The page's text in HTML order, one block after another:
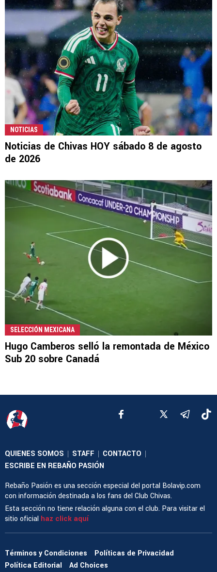
NOTICIAS
Noticias de Chivas HOY sábado 8 de agosto
de 2026
SELECCIÓN MEXICANA
Hugo Camberos selló la remontada de México
Sub 20 sobre Canadá
QUIENES SOMOS | STAFF | CONTACTO |
ESCRIBE EN REBAÑO PASIÓN
Rebaño Pasión es una sección especial del portal Bolavip.com
con información destinada a los fans del Club Chivas.
Esta sección no tiene relación alguna con el club. Para visitar el
sitio oficial haz click aquí
Términos y Condiciones
Políticas de Privacidad
Política Editorial
Ad Choices